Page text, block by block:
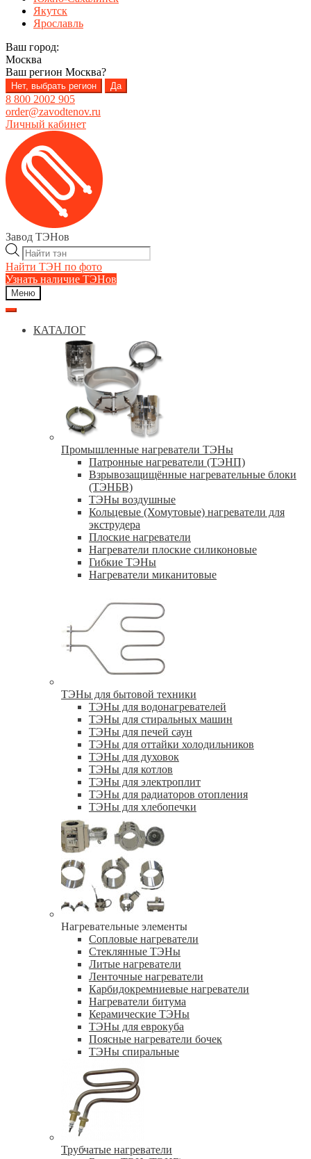
Якутск
Ярославль
Ваш город:
Москва
Ваш регион Москва?
Нет, выбрать регион Да
8 800 2002 905
order@zavodtenov.ru
Личный кабинет
Перейти
навигации
Перейти
содержимому
Завод ТЭНов
Поиск
товаров
Найти ТЭН по фото
Узнать наличие ТЭНов
Меню
КАТАЛОГ
Промышленные нагреватели ТЭНы
Патронные нагреватели (ТЭНП)
Взрывозащищённые нагревательные блоки
(ТЭНБВ)
ТЭНы воздушные
Кольцевые (Хомутовые) нагреватели для
экструдера
Плоские нагреватели
Нагреватели плоские силиконовые
Гибкие ТЭНы
Нагреватели миканитовые
ТЭНы для бытовой техники
ТЭНы для водонагревателей
ТЭНы для стиральных машин
ТЭНы для печей саун
ТЭНы для оттайки холодильников
ТЭНы для духовок
ТЭНы для котлов
ТЭНы для электроплит
ТЭНы для радиаторов отопления
ТЭНы для хлебопечки
Нагревательные элементы
Сопловые нагреватели
Стеклянные ТЭНы
Литые нагреватели
Ленточные нагреватели
Карбидокремниевые нагреватели
Нагреватели битума
Керамические ТЭНы
ТЭНы для еврокуба
Поясные нагреватели бочек
ТЭНы спиральные
Трубчатые нагреватели